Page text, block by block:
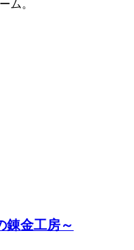
ム。
錬金工房～